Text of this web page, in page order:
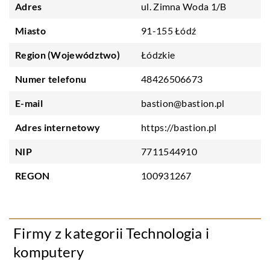
Adres ul. Zimna Woda 1/B
Miasto 91-155 Łódź
Region (Województwo) Łódzkie
Numer telefonu 48426506673
E-mail bastion@bastion.pl
Adres internetowy https://bastion.pl
NIP 7711544910
REGON 100931267
Firmy z kategorii Technologia i
komputery